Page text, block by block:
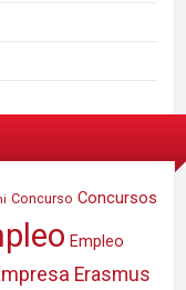
Concurso Concursos
Empleo
Erasmus